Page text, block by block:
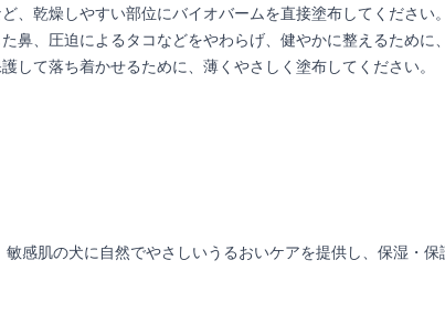
、乾燥しやすい部位にバイオバームを直接塗布してください。
鼻、圧迫によるタコなどをやわらげ、健やかに整えるために
して落ち着かせるために、薄くやさしく塗布してください。
感肌の犬に自然でやさしいうるおいケアを提供し、保湿・保